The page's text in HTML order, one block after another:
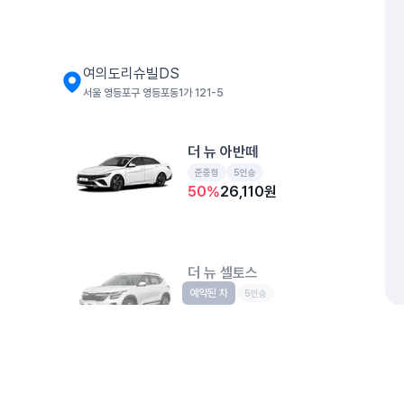
여의도리슈빌DS
서울 영등포구 영등포동1가 121-5
더 뉴 아반떼
준중형 5인승
50%26,110원
더 뉴 셀토스
소형SUV 5인승
예약된 차